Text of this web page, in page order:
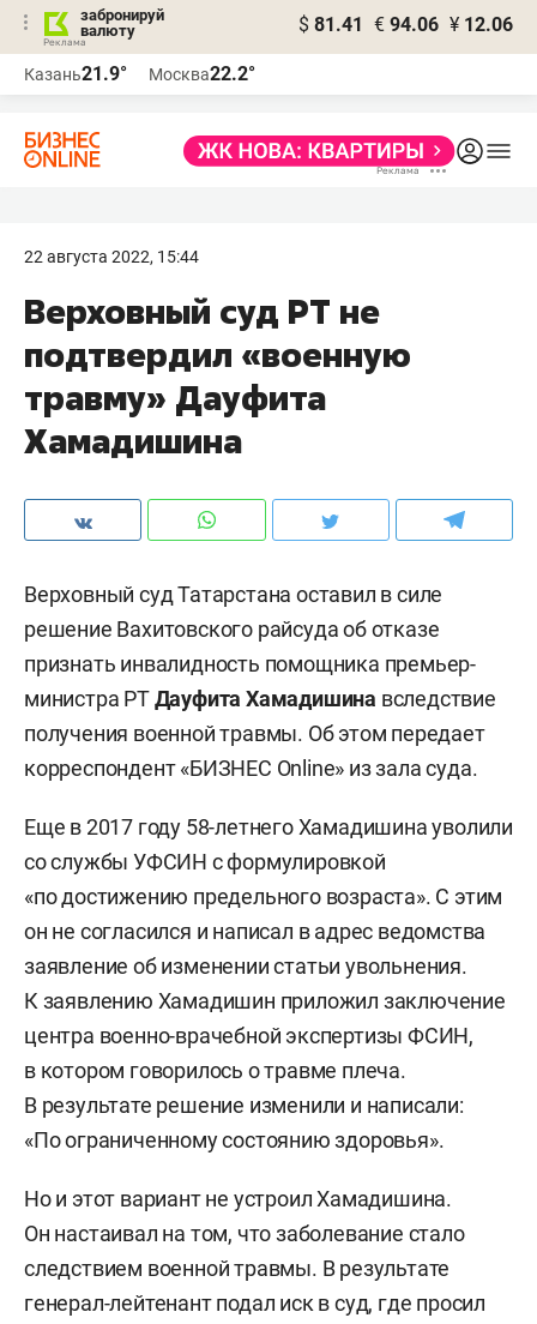
забронируй
валюту
$ 81.41 € 94.06 ¥ 12.06
Казань21.9° Москва22.2°
22 августа 2022, 15:44
Верховный суд РТ не
подтвердил «военную
травму» Дауфита
Хамадишина
Верховный суд Татарстана оставил в силе
решение Вахитовского райсуда об отказе
признать инвалидность помощника премьер-
министра РТДауфита Хамадишина вследствие
получения военной травмы. Об этом передает
корреспондент «БИЗНЕС Online» из зала суда.
Еще в 2017 году 58-летнего Хамадишина уволили
со службы УФСИН с формулировкой
«по достижению предельного возраста». С этим
он не согласился и написал в адрес ведомства
заявление об изменении статьи увольнения.
К заявлению Хамадишин приложил заключение
центра военно-врачебной экспертизы ФСИН,
в котором говорилось о травме плеча.
В результате решение изменили и написали:
«По ограниченному состоянию здоровья».
Но и этот вариант не устроил Хамадишина.
Он настаивал на том, что заболевание стало
следствием военной травмы. В результате
генерал-лейтенант подал иск в суд, где просил